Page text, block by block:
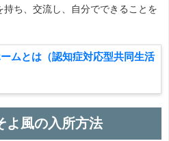
ち、交流し、自分でできることを
ムとは（認知症対応型共同生活
よ風の入所方法